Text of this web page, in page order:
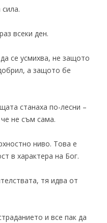
всеки ден.
се усмихва, не защото
а защото бе
станаха по-лесни –
не съм сама.
ниво. Това е
в характера на Бог.
тя идва от
и все пак да